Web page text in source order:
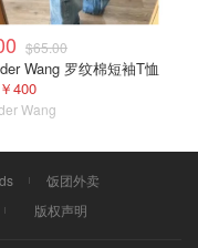
$65.00
Wang 罗纹棉短袖T恤
400
Wang
饭团外卖
版权声明